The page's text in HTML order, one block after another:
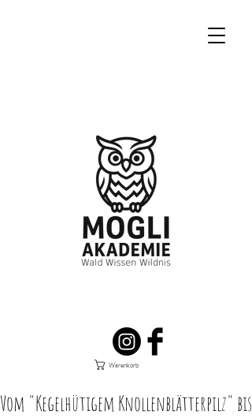
Warenkorb
Vom "Kegelhütigem Knollenblätterpilz" bis